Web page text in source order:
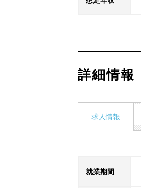
詳細情報
求人情報
就業期間